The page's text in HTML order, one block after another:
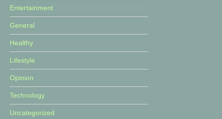
Entertainment
General
Healthy
Lifestyle
Opinion
Technology
Uncategorized